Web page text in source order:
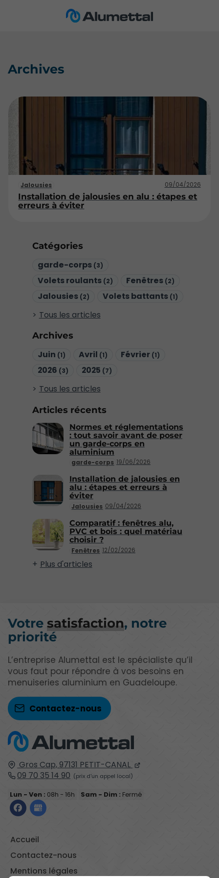
Catégories
garde-corps (3)
Volets roulants (2) Fenêtres (2)
Jalousies (2) Volets battants (1)
Tous les articles
Archives
Juin (1) Avril (1) Février (1)
2026 (3) 2025 (7)
Tous les articles
Articles récents
garde-corps 19/06/2026
Normes et réglementations
: tout savoir avant de poser
un garde-corps en
aluminium
Jalousies 09/04/2026
Installation de jalousies en
alu : étapes et erreurs à
éviter
Fenêtres 12/02/2026
Comparatif : fenêtres alu,
PVC et bois : quel matériau
choisir ?
Plus d'articles
Archives
Jalousies 09/04/2026
Installation de jalousies en alu : étapes et
erreurs à éviter
Gros Cap, 97131 PETIT-CANAL
09 70 35 14 90
Lun - Ven : 08h - 16h Sam - Dim : Fermé
Accueil
Contactez-nous
Mentions légales
Votre satisfaction, notre
priorité
L’entreprise Alumettal est le spécialiste qu’il
vous faut pour répondre à vos besoins en
menuiseries aluminium en Guadeloupe.
Contactez-nous